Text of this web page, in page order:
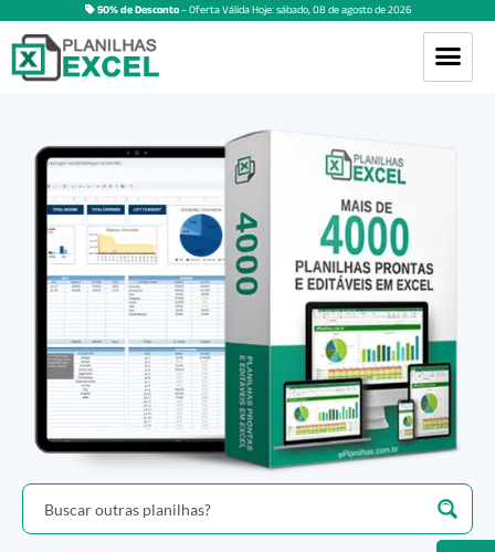
50% de Desconto– Oferta Válida Hoje:sábado,08 deagostode2026